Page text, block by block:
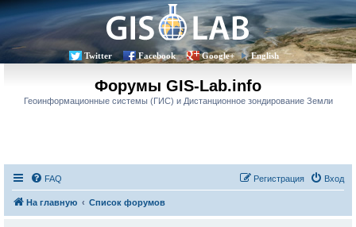
Twitter Facebook Google+ English
Форумы GIS-Lab.info
Геоинформационные системы (ГИС) и Дистанционное зондирование Земли
FAQ Вход
Регистрация
На главную Список форумов